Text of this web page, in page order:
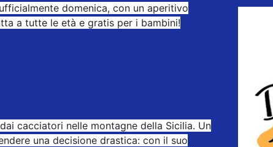
domenica, con un aperitivo
a tutte le età e gratis per i bambini!
cacciatori nelle montagne della Sicilia. Un
una decisione drastica: con il suo